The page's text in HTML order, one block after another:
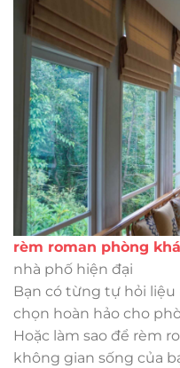
rèm roman phòng
nhà phố hiện đại
Bạn có từng tự hỏi liệu
chọn hoàn hảo cho
Hoặc làm sao để rèm
không gian sống của